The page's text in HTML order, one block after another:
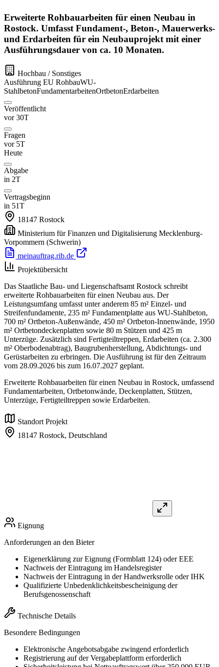
Erweiterte Rohbauarbeiten für einen Neubau in
Rostock. Umfasst Fundament-, Beton-, Mauerwerks-
und Erdarbeiten für ein Neubauprojekt mit einer
Ausführungsdauer von ca. 10 Monaten.
Hochbau / Sonstiges
Ausführung EU RohbauWU-
StahlbetonFundamentarbeitenOrtbetonErdarbeiten
Veröffentlicht
vor 30T
Fragen
vor 5T
Heute
Abgabe
in 2T
Vertragsbeginn
in 51T
18147 Rostock
Ministerium für Finanzen und Digitalisierung Mecklenburg-
Vorpommern (Schwerin)
meinauftrag.rib.de
Projektübersicht
Das Staatliche Bau- und Liegenschaftsamt Rostock schreibt
erweiterte Rohbauarbeiten für einen Neubau aus. Der
Leistungsumfang umfasst unter anderem 85 m² Einzel- und
Streifenfundamente, 235 m² Fundamentplatte aus WU-Stahlbeton,
700 m² Ortbeton-Außenwände, 450 m² Ortbeton-Innenwände, 1950
m² Ortbetondeckenplatten sowie 80 m Stützen und 425 m
Unterzüge. Zusätzlich sind Fertigteiltreppen, Erdarbeiten (ca. 2.300
m² Oberbodenabtrag), Baugrubenherstellung, Abdichtungs- und
Gerüstarbeiten zu erbringen. Die Ausführung ist für den Zeitraum
vom 28.09.2026 bis zum 16.07.2027 geplant.
Erweiterte Rohbauarbeiten für einen Neubau in Rostock, umfassend
Fundamentarbeiten, Ortbetonwände, Deckenplatten, Stützen,
Unterzüge, Fertigteiltreppen sowie Erdarbeiten.
Standort Projekt
18147 Rostock, Deutschland
Eignung
Anforderungen an den Bieter
Eigenerklärung zur Eignung (Formblatt 124) oder EEE
Nachweis der Eintragung im Handelsregister
Nachweis der Eintragung in der Handwerksrolle oder IHK
Qualifizierte Unbedenklichkeitsbescheinigung der
Berufsgenossenschaft
Technische Details
Besondere Bedingungen
Elektronische Angebotsabgabe zwingend erforderlich
Registrierung auf der Vergabeplattform erforderlich